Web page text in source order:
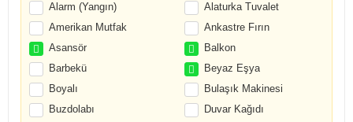
Alarm (Yangın)
Alaturka Tuvalet
Amerikan Mutfak
Ankastre Fırın
Asansör
Balkon
Barbekü
Beyaz Eşya
Boyalı
Bulaşık Makinesi
Buzdolabı
Duvar Kağıdı